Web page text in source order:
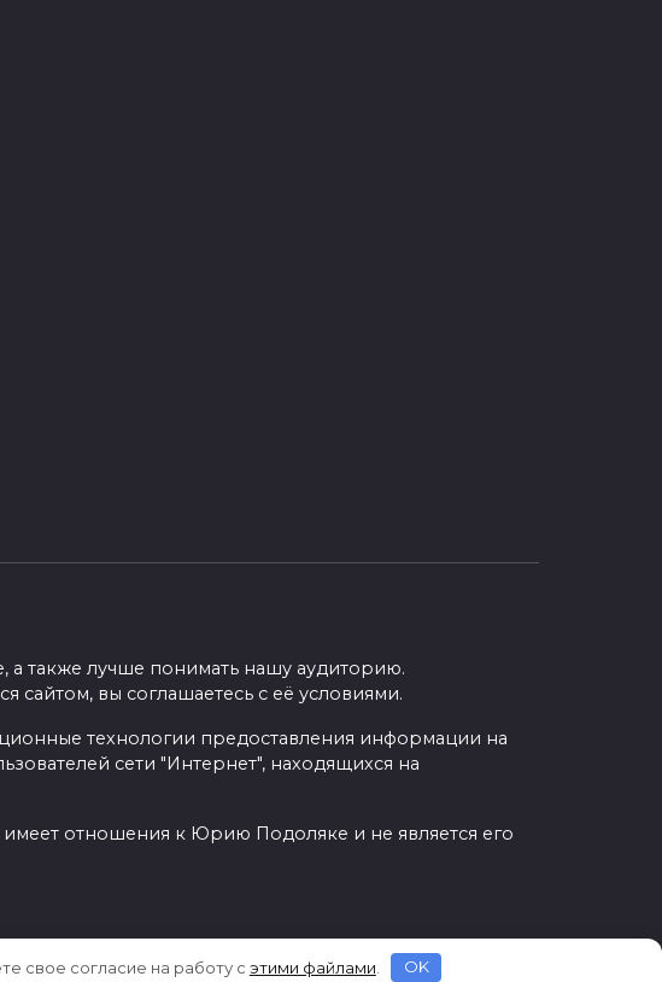
а также лучше понимать нашу аудиторию.
сайтом, вы соглашаетесь с её условиями.
технологии предоставления информации на
сети "Интернет", находящихся на
отношения к Юрию Подоляке и не является его
свое согласие на работу с этими файлами OK